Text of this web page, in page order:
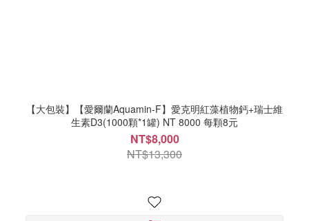
【大包裝】【愛爾蘭Aquamin-F】愛克明紅藻植物鈣+瑞士維
生素D3(1000顆*1罐) NT 8000 每顆8元
NT$8,000
NT$13,300